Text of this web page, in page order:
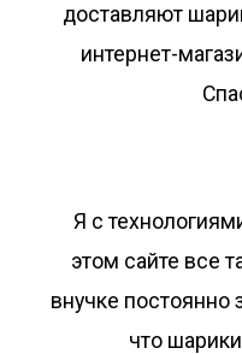
доставляют
интернет-
Я с
этом сайте все
внучке постоянно
что